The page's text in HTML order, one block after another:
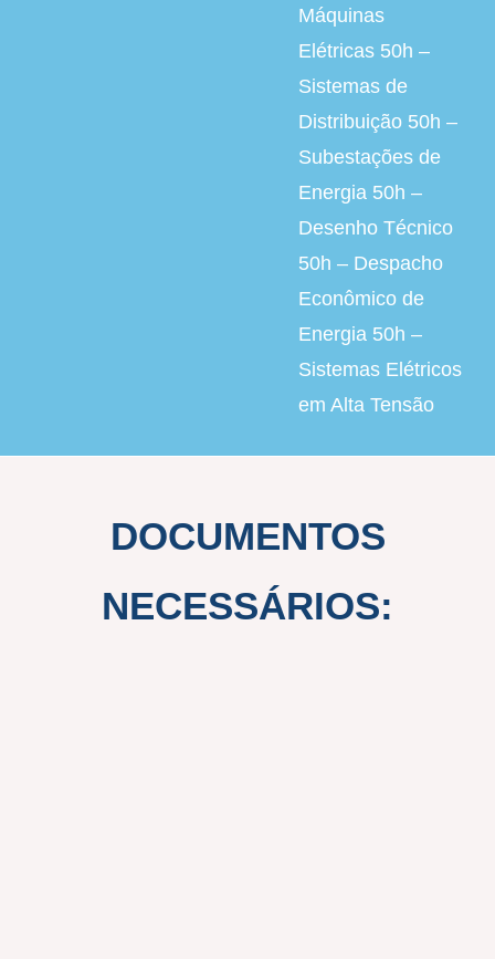
Máquinas
Elétricas 50h –
Sistemas de
Distribuição 50h –
Subestações de
Energia 50h –
Desenho Técnico
50h – Despacho
Econômico de
Energia 50h –
Sistemas Elétricos
em Alta Tensão
DOCUMENTOS
NECESSÁRIOS: